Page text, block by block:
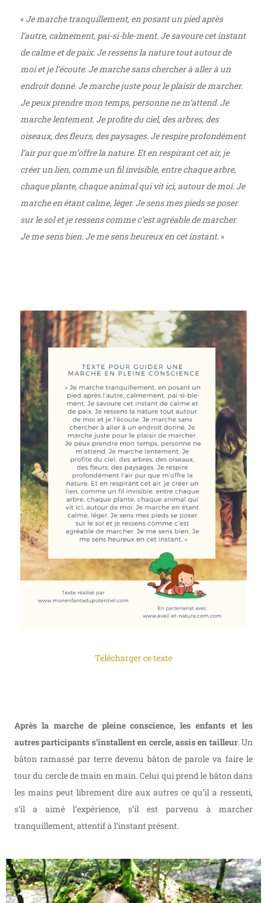
« Je marche tranquillement, en posant un pied après
l’autre, calmement, pai-si-ble-ment. Je savoure cet instant
de calme et de paix. Je ressens la nature tout autour de
moi et je l’écoute. Je marche sans chercher à aller à un
endroit donné. Je marche juste pour le plaisir de marcher.
Je peux prendre mon temps, personne ne m’attend. Je
marche lentement. Je profite du ciel, des arbres, des
oiseaux, des fleurs, des paysages. Je respire profondément
l’air pur que m’offre la nature. Et en respirant cet air, je
créer un lien, comme un fil invisible, entre chaque arbre,
chaque plante, chaque animal qui vit ici, autour de moi. Je
marche en étant calme, léger. Je sens mes pieds se poser
sur le sol et je ressens comme c’est agréable de marcher.
Je me sens bien. Je me sens heureux en cet instant. »
Télécharger ce texte
Après la marche de pleine conscience, les enfants et les
autres participants s’installent en cercle, assis en tailleur. Un
bâton ramassé par terre devenu bâton de parole va faire le
tour du cercle de main en main. Celui qui prend le bâton dans
les mains peut librement dire aux autres ce qu’il a ressenti,
s’il a aimé l’expérience, s’il est parvenu à marcher
tranquillement, attentif à l’instant présent.